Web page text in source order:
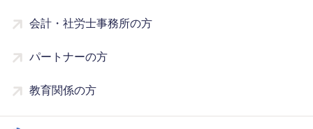
会計・社労士事務所の方
パートナーの方
教育関係の方